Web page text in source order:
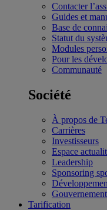
Contacter
Guides et
Base de
Statut du
Modules
Pour les
Communauté
Société
À propos de
Carrières
Investisseurs
Espace
Leadership
Sponsoring
Tarification